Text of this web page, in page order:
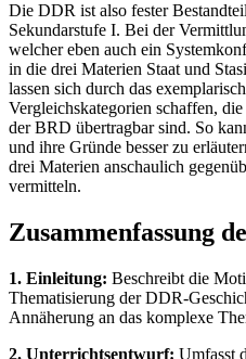
Die DDR ist also fester
Sekundarstufe I. Bei der
welcher eben auch ein
in die drei Materien Staat und
lassen sich durch das
Vergleichskategorien schaffen,
der BRD übertragbar sind. So
und ihre Gründe besser zu
drei Materien anschaulich
vermitteln.
Zusammenfassung
1. Einleitung: Beschreibt die
Thematisierung der DDR-
Annäherung an das komplexe
2. Unterrichtsentwurf: Umfasst